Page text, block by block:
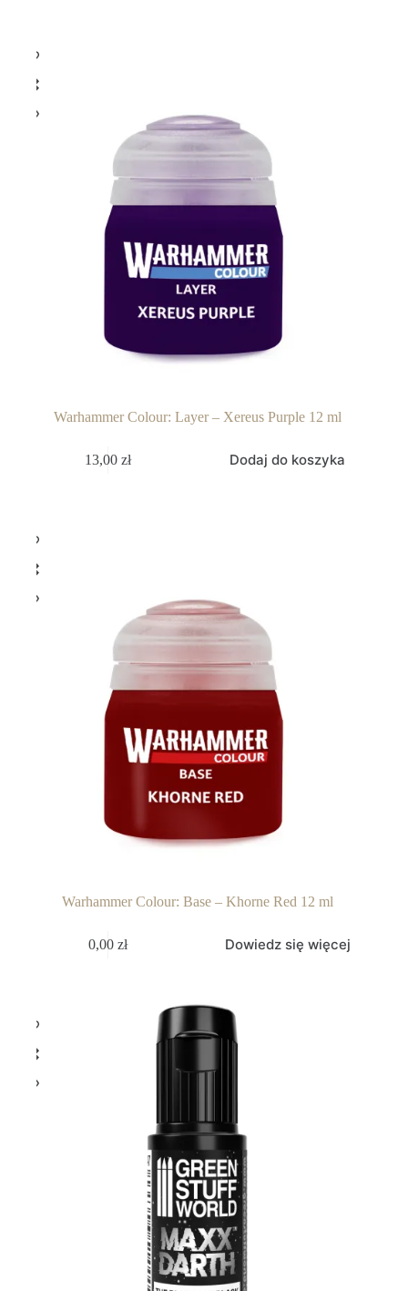
Warhammer Colour: Layer – Xereus Purple 12 ml
13,00zł Dodaj do koszyka
Warhammer Colour: Base – Khorne Red 12 ml
0,00zł Dowiedz się więcej